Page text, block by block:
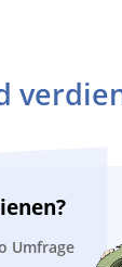
Umfrage